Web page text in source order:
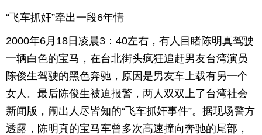
戏
讯
财
富
文
化
“飞车抓奸”牵出一段6年情
2000年6月18日凌晨3：40左右，有人目睹陈明真驾驶
一辆白色的宝马，在台北街头疯狂追赶男友台湾演员
陈俊生驾驶的黑色奔驰，原因是男友车上载有另一个
女人。最后陈俊生被迫报警，两人双双上了台湾社会
新闻版，闹出人尽皆知的“飞车抓奸事件”。据现场警方
透露，陈明真的宝马车曾多次高速撞向奔驰的尾部，